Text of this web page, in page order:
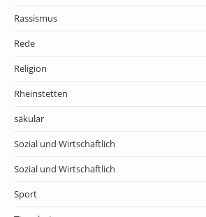
Rassismus
Rede
Religion
Rheinstetten
säkular
Sozial und Wirtschaftlich
Sozial und Wirtschaftlich
Sport